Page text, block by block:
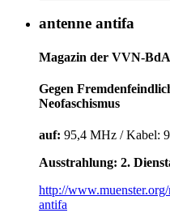
antenne antifa
Magazin der VVN-
Gegen
Neofaschismus
auf: 95,4 MHz / Kabel:
Ausstrahlung: 2.
http://
antifa